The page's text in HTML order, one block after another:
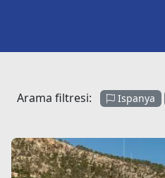
Arama filtresi: Ispanya